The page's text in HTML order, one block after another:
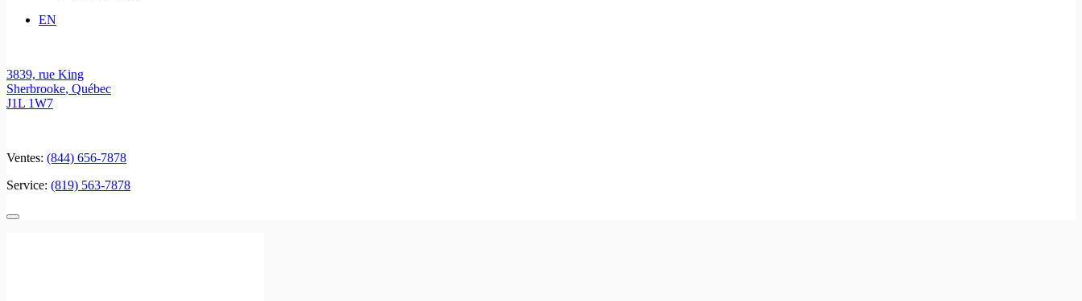
EN
3839, rue King
Sherbrooke, Québec
J1L 1W7
Ventes: (844) 656-7878
Service: (819) 563-7878